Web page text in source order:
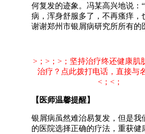
何复发的迹象。冯某高兴地说：
病，浑身舒服多了，不再瘙痒，
谢谢郑州市银屑病研究所所有的
>；>；>；坚持治疗终还健康肌
治疗？点此拨打电话，直接与
<；<；
【医师温馨提醒】
银屑病虽然难治易复发，但是我
的医院选择正确的疗法，重获健